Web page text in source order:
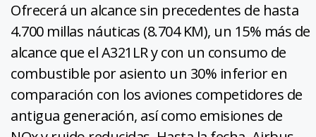
Ofrecerá un alcance sin precedentes de hasta
4.700 millas náuticas (8.704 KM), un 15% más de
alcance que el A321LR y con un consumo de
combustible por asiento un 30% inferior en
comparación con los aviones competidores de
antigua generación, así como emisiones de